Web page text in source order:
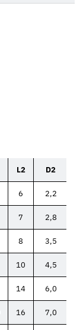
L2 D2
6 2,2
7 2,8
8 3,5
10 4,5
14 6,0
16 7,0